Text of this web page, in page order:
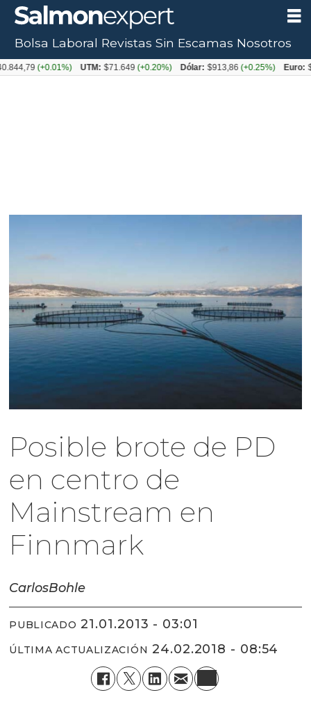
Posible brote de PD
en centro de
Mainstream en
Finnmark
CarlosBohle
PUBLICADO 21.01.2013 - 03:01
ÚLTIMA ACTUALIZACIÓN 24.02.2018 - 08:54
Bolsa Laboral Revistas Sin Escamas Nosotros
(+0.01%) UTM: $71.649(+0.20%) Dólar: $913,86(+0.25%) Euro: